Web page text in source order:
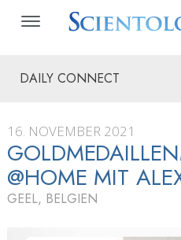
DAILY CONNECT
16. NOVEMBER 2021
@HOME MIT
GEEL, BELGIEN